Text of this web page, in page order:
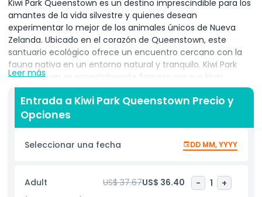
Kiwi Park Queenstown es un destino imprescindible para los
amantes de la vida silvestre y quienes desean
experimentar lo mejor de los animales únicos de Nueva
Zelanda. Ubicado en el corazón de Queenstown, este
santuario ecológico ofrece un encuentro cercano con la
fauna nativa en un entorno natural y tranquilo. Kiwi Park
Queenstown es especialmente famoso por sus kiwis,
brindando a los visitantes la rara oportunidad de ver estas
criaturas icónicas de cerca en sus casas nocturnas.
Al explorar Kiwi Park Queenstown, también descubrirás
reptiles nativos, como el tuátara. El parque es un lugar
conservación dedicados a proteger la fauna única de
Nueva Zelanda. Las alimentaciones diarias y charlas
Leer más
Entrada a Kiwi Park Queenstown Precio y
Opciones
Seleccionar una fecha DD MM, YYYY
Adult US$ 37.67US$ 36.40 - 1 +